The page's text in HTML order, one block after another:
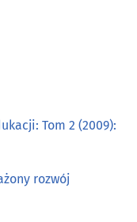
Tom 2 (2009):
rozwój